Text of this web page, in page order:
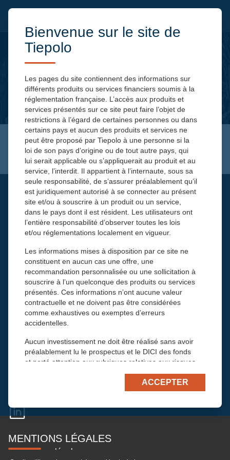
Muriel FAURE
INSCRIVEZ-VOUS
Pour recevoir notre newsletter
J’accepte de recevoir la newsletter mensuelle de Financière Tiepolo. Mes
données, utilisées exclusivement par Financière Tiepolo, seront
conservées 1 an et pourront être rectifiées sur simple demande à
info@tiepolo.fr, conformément à la loi “informatique et libertés”.
+3=
CONTACTEZ-NOUS
Financière Tiepolo
MENTIONS LÉGALES
Informations légales
Bienvenue sur le site de
Tiepolo
Les pages du site contiennent des informations sur
différents produits ou services financiers soumis à la
réglementation française. L’accès aux produits et
services présentés sur ce site peut faire l’objet de
restrictions à l’égard de certaines personnes ou dans
certains pays et aucun des produits et services ne
peut être proposé par Tiepolo à une personne si la
loi de son pays d’origine ou de tout autre pays, qui
lui serait applicable ou s’appliquerait au produit et au
service, l’interdit. Il appartient à l’internaute, sous sa
seule responsabilité, de s’assurer préalablement qu’il
est juridiquement autorisé à se connecter au présent
site et/ou à souscrire à un produit ou un service,
dans le pays dont il est résident. Les utilisateurs ont
l’entière responsabilité d’observer toutes les lois
et/ou réglementations localement en vigueur.
Les informations mises à disposition par ce site ne
constituent en aucun cas une offre, une
recommandation personnalisée ou une sollicitation à
souscrire à l’un quelconque des produits ou services
présentés. Ces informations n’ont aucune valeur
contractuelle et ne doivent pas être considérées
comme exhaustives ou exemptes d’erreurs
accidentelles.
Aucun investissement ne doit être réalisé sans avoir
préalablement lu le prospectus et le DICI des fonds
et porté attention aux rubriques relatives aux risques
et conditions d’investissement. L’information diffusée
sur ce site ne dispense pas chaque utilisateur de ce
site de vérifier l’adéquation des produits proposés
investissement.
L’attention du lecteur est attirée sur le fait que les
ACCEPTER